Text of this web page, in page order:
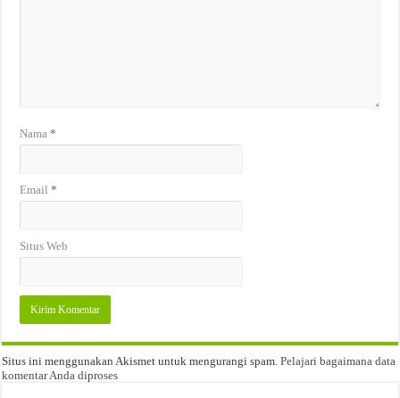
Nama*
Email*
Situs Web
Situs ini menggunakan Akismet untuk mengurangi spam.Pelajari bagaimana data
komentar Anda diproses